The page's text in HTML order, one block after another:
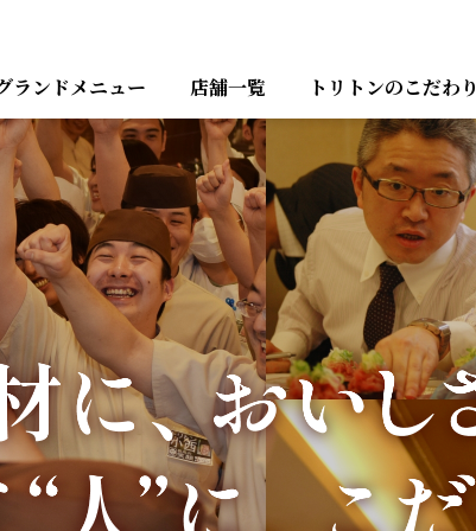
ランドメニュー 店舗一覧 トリトンのこだわり